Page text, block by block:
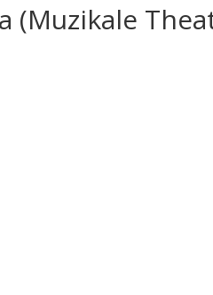
(Muzikale